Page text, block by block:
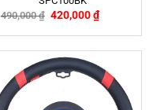
490,000₫ 420,000₫